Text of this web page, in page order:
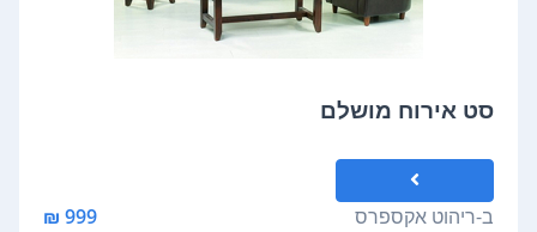
סט אירוח מושלם
ב-ריהוט אקספרס 999 ₪